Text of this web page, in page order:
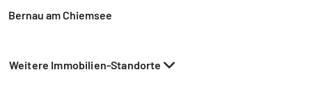
Bernau am Chiemsee
Weitere Immobilien-Standorte